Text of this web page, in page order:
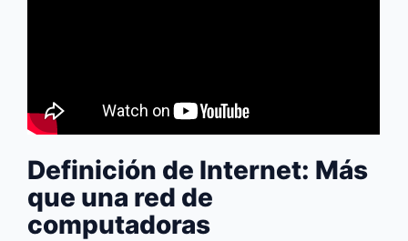
Definición de Internet: Más
que una red de
computadoras